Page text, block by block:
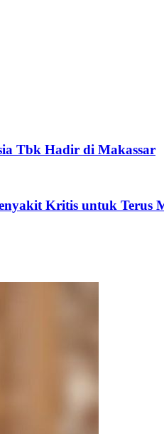
Tbk Hadir di Makassar
Kritis untuk Terus